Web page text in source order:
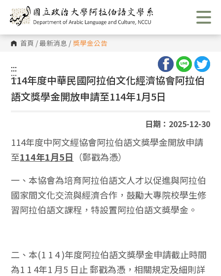
跳
到
主
內
容 首頁 /最新消息 / 獎學金公告
:::
:::
114年度中華民國阿拉伯文化經濟協會阿拉伯
語文獎學金開放申請至114年1月5日
日期：2025-12-30
114年度中阿文經協會阿拉伯語文獎學金開放申請
至114年1月5日 （郵戳為憑）
一、本協會為培育阿拉伯語文人才以促進與阿拉伯
國家間文化交流與經濟合作，鼓勵大專院校學生修
習阿拉伯語文課程，特設置阿拉伯語文獎學金。
二、本(1 1 4 )年度阿拉伯語文獎學金申請截止時間
為1 1 4年1 月5 日止 郵戳為憑，相關規定及細則詳